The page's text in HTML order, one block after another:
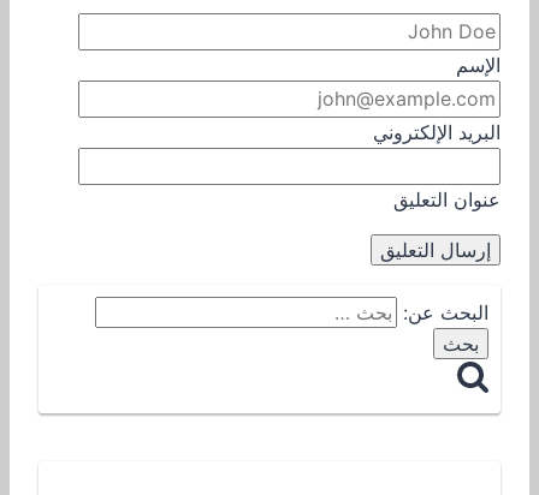
الإسم
البريد الإلكتروني
عنوان التعليق
البحث عن: